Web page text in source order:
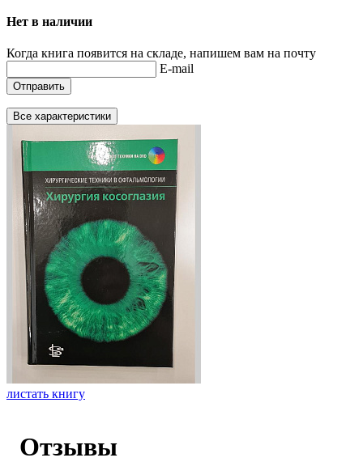
Нет в наличии
Когда книга появится на складе, напишем вам на почту
E-mail
Отправить
Все характеристики
листать книгу
Отзывы